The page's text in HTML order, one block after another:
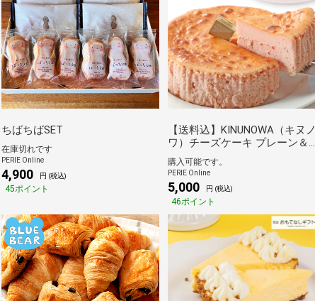
ちばちばSET
在庫切れです
PERIE Online
4,900 円 (税込)
45ポイント
【送料込】KINUNOWA（キヌノ
ワ）チーズケーキ プレーン＆い
ちご
購入可能です。
PERIE Online
5,000 円 (税込)
46ポイント